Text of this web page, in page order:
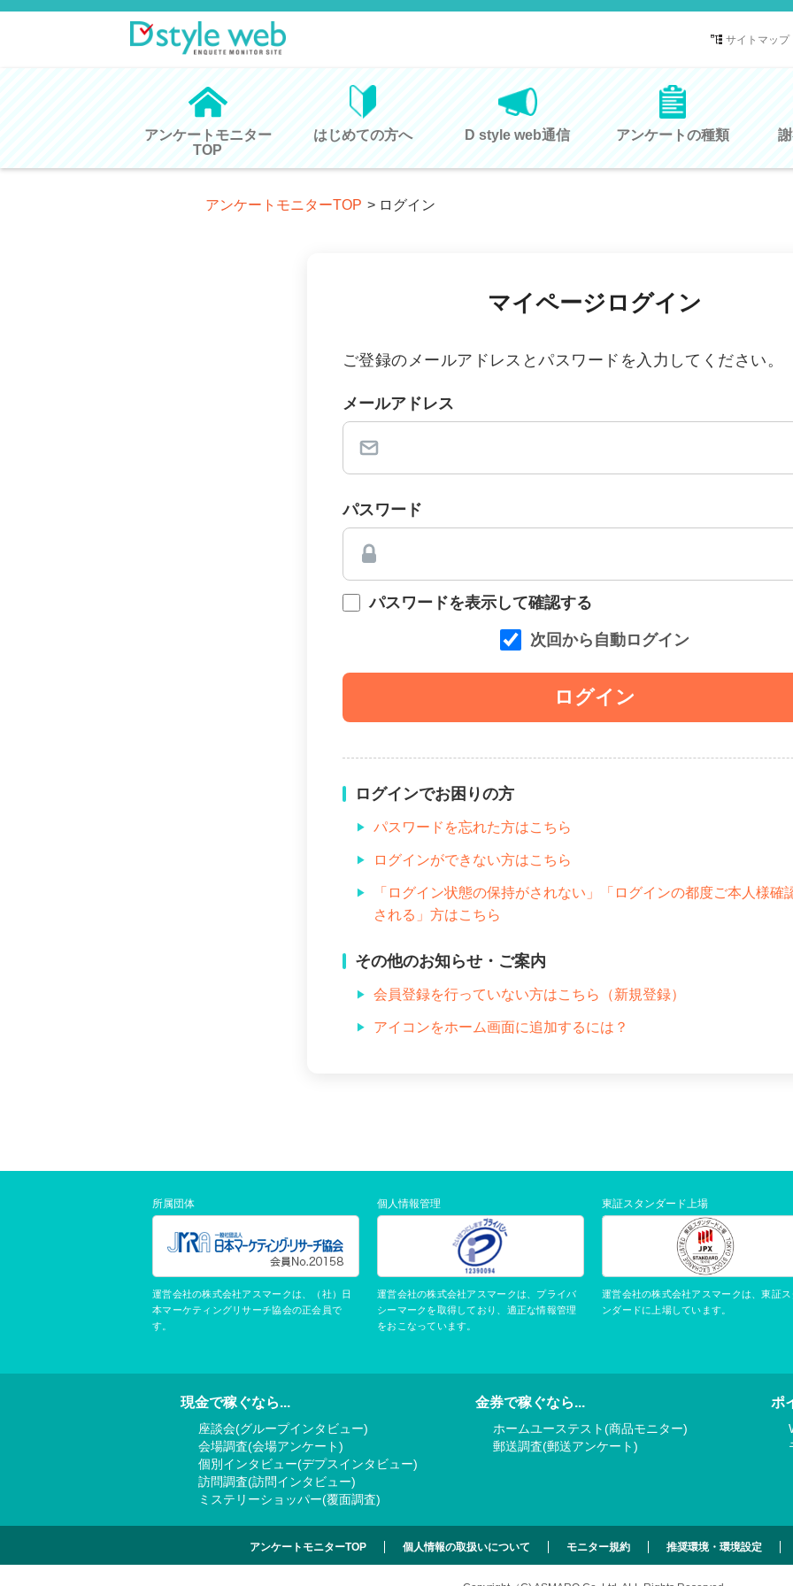
サイトマップ
アンケートモニター
TOP
はじめての方へ D style web通信 アンケートの種類
アンケートモニターTOP > ログイン
マイページログイン
ご登録のメールアドレスとパスワードを入力してください。
メールアドレス
パスワード
パスワードを表示して確認する
次回から自動ログイン
ログイン
ログインでお困りの方
パスワードを忘れた方はこちら
ログインができない方はこちら
「ログイン状態の保持がされない」「ログインの都度ご本人様確
される」方はこちら
その他のお知らせ・ご案内
会員登録を行っていない方はこちら（新規登録）
アイコンをホーム画面に追加するには？
所属団体
運営会社の株式会社アスマークは、（社）日
本マーケティングリサーチ協会の正会員で
す。
個人情報管理
運営会社の株式会社アスマークは、プライバ
シーマークを取得しており、適正な情報管理
をおこなっています。
東証スタンダード上場
運営会社の株式会社アスマークは、東証ス
ンダードに上場しています。
現金で稼ぐなら...
座談会(グループインタビュー)
会場調査(会場アンケート)
個別インタビュー(デプスインタビュー)
訪問調査(訪問インタビュー)
ミステリーショッパー(覆面調査)
金券で稼ぐなら...
ホームユーステスト(商品モニター)
郵送調査(郵送アンケート)
ポ
アンケートモニターTOP 個人情報の取扱いについて モニター規約 推奨環境・環境設定